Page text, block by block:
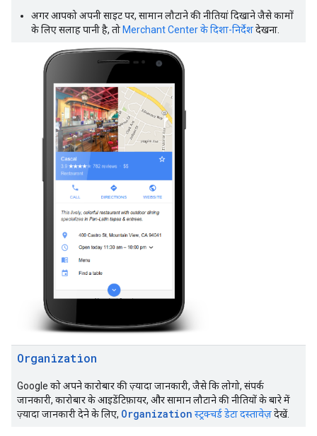
अगर आपको अपनी साइट पर, सामान लौटाने की नीतियां दिखाने जैसे कामों
के लिए सलाह पानी है, तो Merchant Center के दिशा-निर्देशदेखना.
Organization
Google को अपने कारोबार की ज़्यादा जानकारी, जैसे कि लोगो, संपर्क
जानकारी, कारोबार के आइडेंटिफ़ायर, और सामान लौटाने की नीतियों के बारे में
ज़्यादा जानकारी देने के लिए, Organization स्ट्रक्चर्ड डेटा दस्तावेज़देखें.